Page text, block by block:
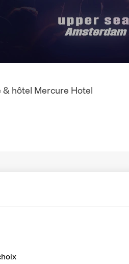
hôtel Mercure Hotel